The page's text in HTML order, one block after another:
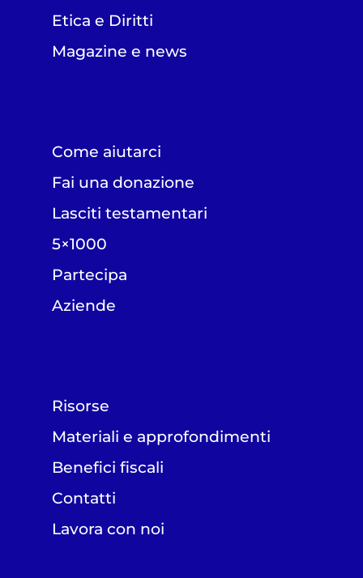
Etica e Diritti
Magazine e news
Come aiutarci
Fai una donazione
Lasciti testamentari
5×1000
Partecipa
Aziende
Risorse
Materiali e approfondimenti
Benefici fiscali
Contatti
Lavora con noi